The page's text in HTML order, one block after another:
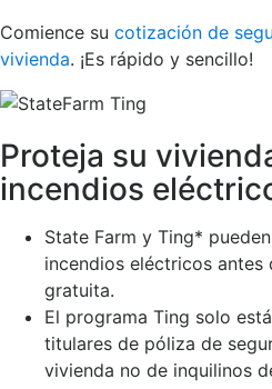
Comience su cotización de
vivienda. ¡Es rápido y sencillo!
Proteja su
incendios
State Farm y Ting*
incendios eléctricos antes
gratuita.
El programa Ting solo
titulares de póliza de
vivienda no de inquilinos